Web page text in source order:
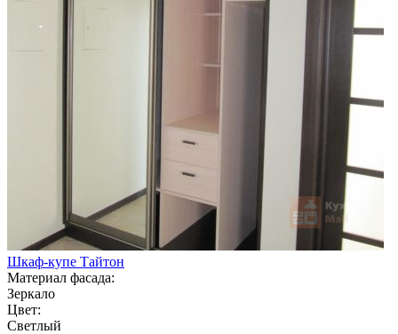
Шкаф-купе Тайтон
Материал фасада:
Зеркало
Цвет:
Светлый